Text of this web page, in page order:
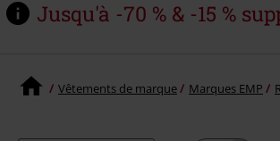
Jusqu'à -70 % & -15 %
Vêtements de marque Marques EMP